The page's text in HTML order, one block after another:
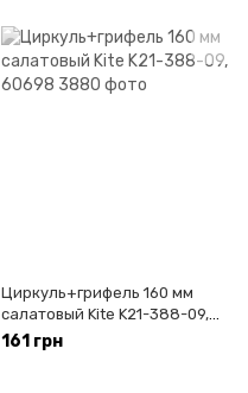
Циркуль+грифель 160 мм
салатовый Kite K21-388-09,
60698
161 грн